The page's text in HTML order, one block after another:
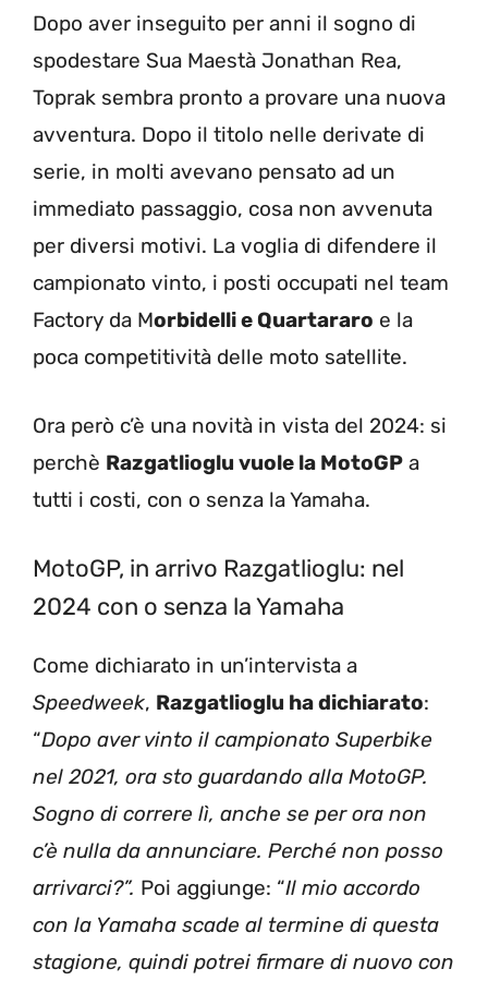
Dopo aver inseguito per anni il sogno di
spodestare Sua Maestà Jonathan Rea,
Toprak sembra pronto a provare una nuova
avventura. Dopo il titolo nelle derivate di
serie, in molti avevano pensato ad un
immediato passaggio, cosa non avvenuta
per diversi motivi. La voglia di difendere il
campionato vinto, i posti occupati nel team
Factory da Morbidelli e Quartararo e la
poca competitività delle moto satellite.
Ora però c’è una novità in vista del 2024: si
perchè Razgatlioglu vuole la MotoGP a
tutti i costi, con o senza la Yamaha.
MotoGP, in arrivo Razgatlioglu: nel
2024 con o senza la Yamaha
Come dichiarato in un’intervista a
Speedweek, Razgatlioglu ha dichiarato:
“Dopo aver vinto il campionato Superbike
nel 2021, ora sto guardando alla MotoGP.
Sogno di correre lì, anche se per ora non
c’è nulla da annunciare. Perché non posso
arrivarci?”. Poi aggiunge: “Il mio accordo
con la Yamaha scade al termine di questa
stagione, quindi potrei firmare di nuovo con